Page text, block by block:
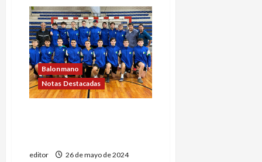
Banco
Mendoza
y
una
exigente
doble
jornada
Balonmano
Notas Destacadas
editor 26 de mayo de 2024